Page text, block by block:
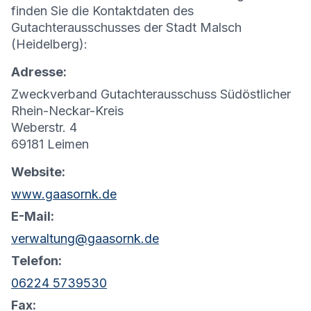
finden Sie die Kontaktdaten des
Gutachterausschusses der Stadt Malsch
(Heidelberg):
Adresse:
Zweckverband Gutachterausschuss Südöstlicher
Rhein-Neckar-Kreis
Weberstr. 4
69181 Leimen
Website:
www.gaasornk.de
E-Mail:
verwaltung@gaasornk.de
Telefon:
06224 5739530
Fax: